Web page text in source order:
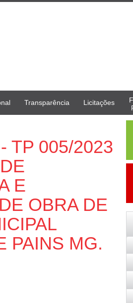
Transparência Licitações
TP 005/2023
E
OBRA DE
PAINS MG.